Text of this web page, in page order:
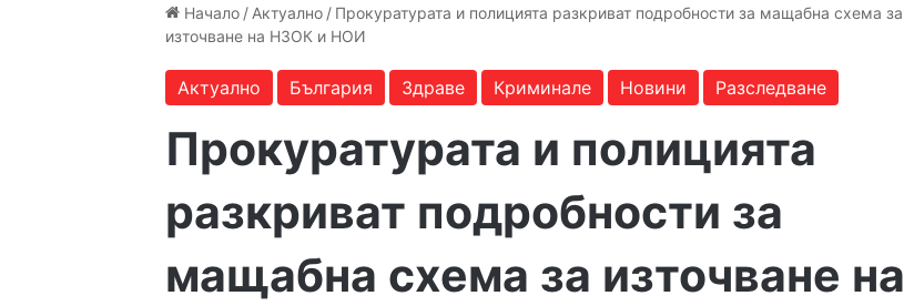
Начало / Актуално / Прокуратурата и полицията разкриват подробности за мащабна схема за
източване на НЗОК и НОИ
Актуално България Здраве Криминале Новини Разследване
Прокуратурата и полицията
разкриват подробности за
мащабна схема за източване на